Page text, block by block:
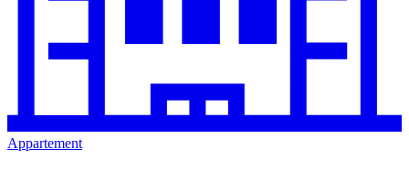
Appartement